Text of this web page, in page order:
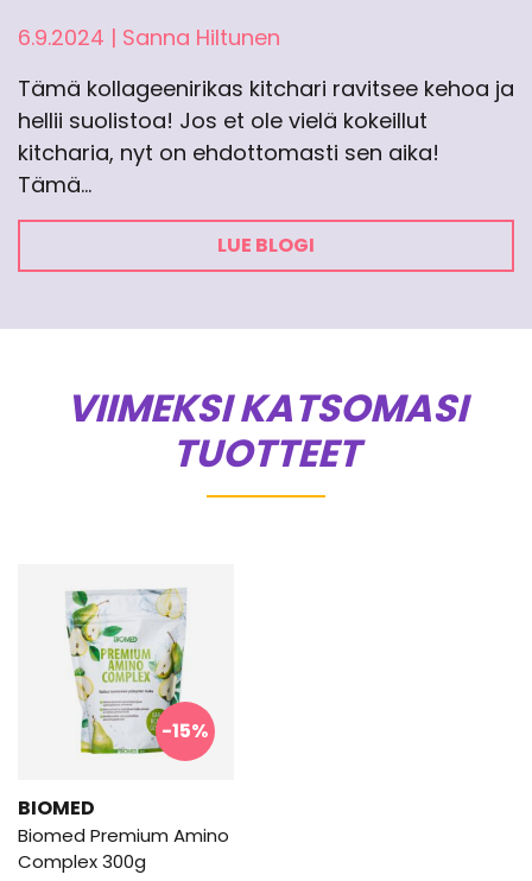
6.9.2024 | Sanna Hiltunen
Tämä kollageenirikas kitchari ravitsee kehoa ja
hellii suolistoa! Jos et ole vielä kokeillut
kitcharia, nyt on ehdottomasti sen aika!
Tämä…
LUE BLOGI
VIIMEKSI KATSOMASI
TUOTTEET
-15%
BIOMED
Biomed Premium Amino
Complex 300g